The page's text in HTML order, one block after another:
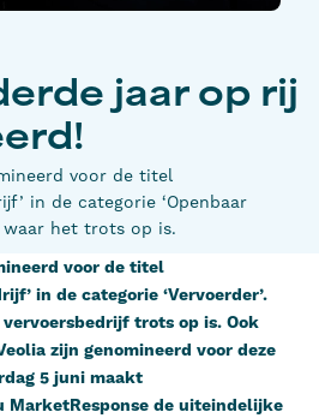
jaar op rij
voor de titel
in de categorie ‘Openbaar
waar het trots op is.
voor de titel
in de categorie ‘Vervoerder’.
trots op is. Ook
zijn genomineerd voor deze
5 juni maakt
MarketResponse de uiteindelijke